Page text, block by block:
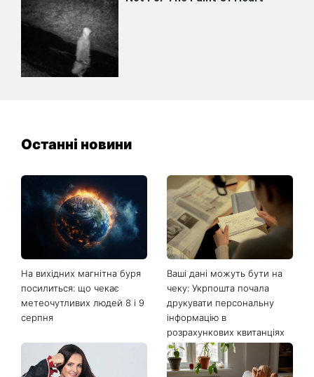
Останні новини
На вихідних магнітна буря
посилиться: що чекає
метеочутливих людей 8 і 9
серпня
Ваші дані можуть бути на
чеку: Укрпошта почала
друкувати персональну
інформацію в
розрахункових квитанціях